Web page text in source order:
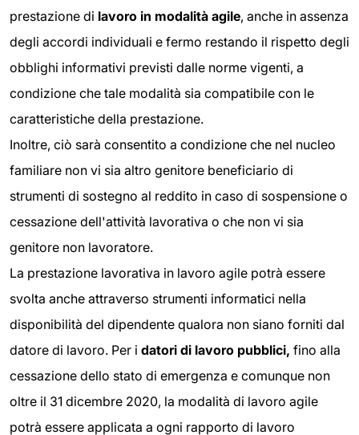
prestazione di lavoro in modalità agile, anche in assenza
degli accordi individuali e fermo restando il rispetto degli
obblighi informativi previsti dalle norme vigenti, a
condizione che tale modalità sia compatibile con le
caratteristiche della prestazione.
Inoltre, ciò sarà consentito a condizione che nel nucleo
familiare non vi sia altro genitore beneficiario di
strumenti di sostegno al reddito in caso di sospensione o
cessazione dell'attività lavorativa o che non vi sia
genitore non lavoratore.
La prestazione lavorativa in lavoro agile potrà essere
svolta anche attraverso strumenti informatici nella
disponibilità del dipendente qualora non siano forniti dal
datore di lavoro. Per i datori di lavoro pubblici, fino alla
cessazione dello stato di emergenza e comunque non
oltre il 31 dicembre 2020, la modalità di lavoro agile
potrà essere applicata a ogni rapporto di lavoro